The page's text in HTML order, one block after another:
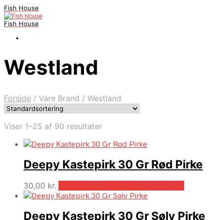
Fish House
Fish House
Westland
Forside / Vare Brand / Westland
Viser 1–25 af 90 resultater
Deepy Kastepirk 30 Gr Rød Pirke
30,00 kr.
Deepy Kastepirk 30 Gr Sølv Pirke